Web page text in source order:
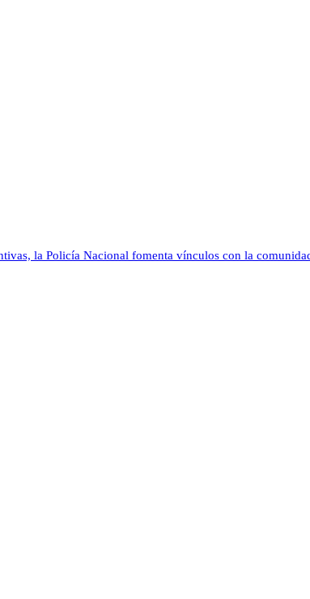
la Policía Nacional fomenta vínculos con la